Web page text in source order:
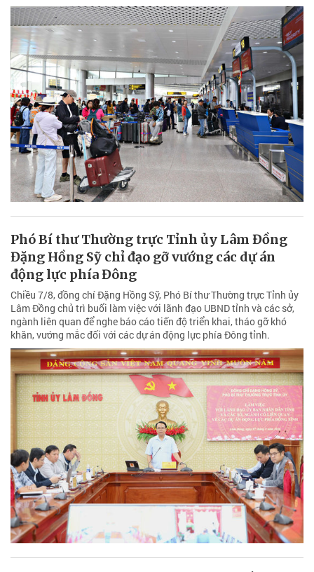
Phó Bí thư Thường trực Tỉnh ủy Lâm Đồng
Đặng Hồng Sỹ chỉ đạo gỡ vướng các dự án
động lực phía Đông
Chiều 7/8, đồng chí Đặng Hồng Sỹ, Phó Bí thư Thường trực Tỉnh ủy
Lâm Đồng chủ trì buổi làm việc với lãnh đạo UBND tỉnh và các sở,
ngành liên quan để nghe báo cáo tiến độ triển khai, tháo gỡ khó
khăn, vướng mắc đối với các dự án động lực phía Đông tỉnh.